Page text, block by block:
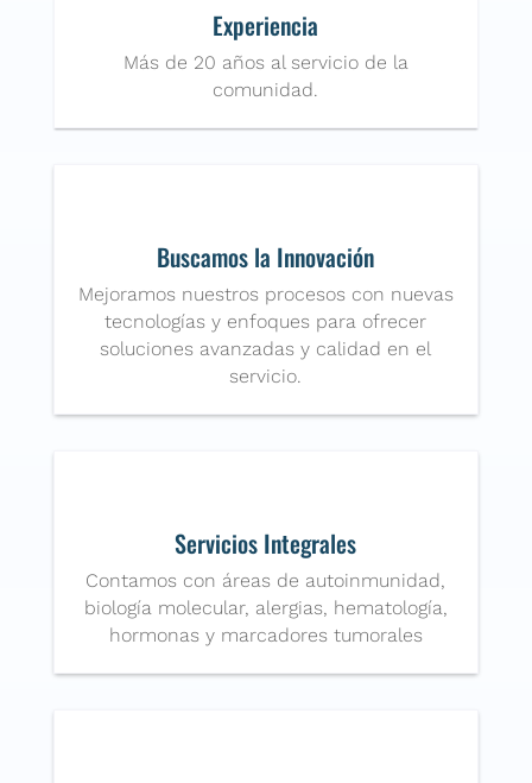
Experiencia
Más de 20 años al servicio de la
comunidad.
Buscamos la Innovación
Mejoramos nuestros procesos con nuevas
tecnologías y enfoques para ofrecer
soluciones avanzadas y calidad en el
servicio.
Servicios Integrales
Contamos con áreas de autoinmunidad,
biología molecular, alergias, hematología,
hormonas y marcadores tumorales